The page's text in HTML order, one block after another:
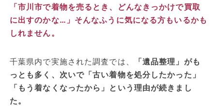
「市川市で着物を売るとき、どんなきっかけで買取
に出すのかな…」そんなふうに気になる方もいるかも
しれません。
千葉県内で実施された調査では、
「遺品整理」がも
っとも多く、次いで「古い着物を処分したかった」
「もう着なくなったから」という理由が続きまし
た。